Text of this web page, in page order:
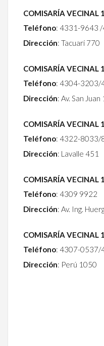
COMISARÍA VECINAL
Teléfono: 4331-9643
Dirección: Tacuarí 770
COMISARÍA VECINAL
Teléfono: 4304-3203/
Dirección: Av. San
COMISARÍA VECINAL
Teléfono: 4322-8033/
Dirección: Lavalle 451
COMISARÍA VECINAL
Teléfono: 4309 9922
Dirección: Av. Ing.
COMISARÍA VECINAL
Teléfono: 4307-0537/
Dirección: Perú 1050